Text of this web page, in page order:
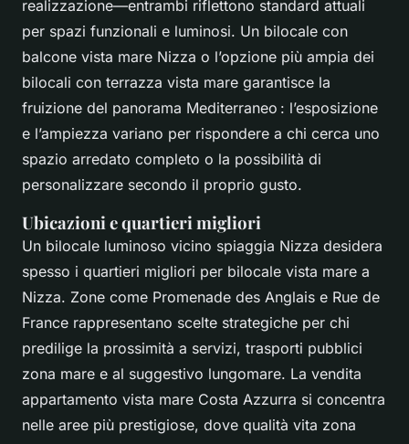
realizzazione—entrambi riflettono standard attuali
per spazi funzionali e luminosi. Un bilocale con
balcone vista mare Nizza o l’opzione più ampia dei
bilocali con terrazza vista mare garantisce la
fruizione del panorama Mediterraneo : l’esposizione
e l’ampiezza variano per rispondere a chi cerca uno
spazio arredato completo o la possibilità di
personalizzare secondo il proprio gusto.
Ubicazioni e quartieri migliori
Un bilocale luminoso vicino spiaggia Nizza desidera
spesso i quartieri migliori per bilocale vista mare a
Nizza. Zone come Promenade des Anglais e Rue de
France rappresentano scelte strategiche per chi
predilige la prossimità a servizi, trasporti pubblici
zona mare e al suggestivo lungomare. La vendita
appartamento vista mare Costa Azzurra si concentra
nelle aree più prestigiose, dove qualità vita zona